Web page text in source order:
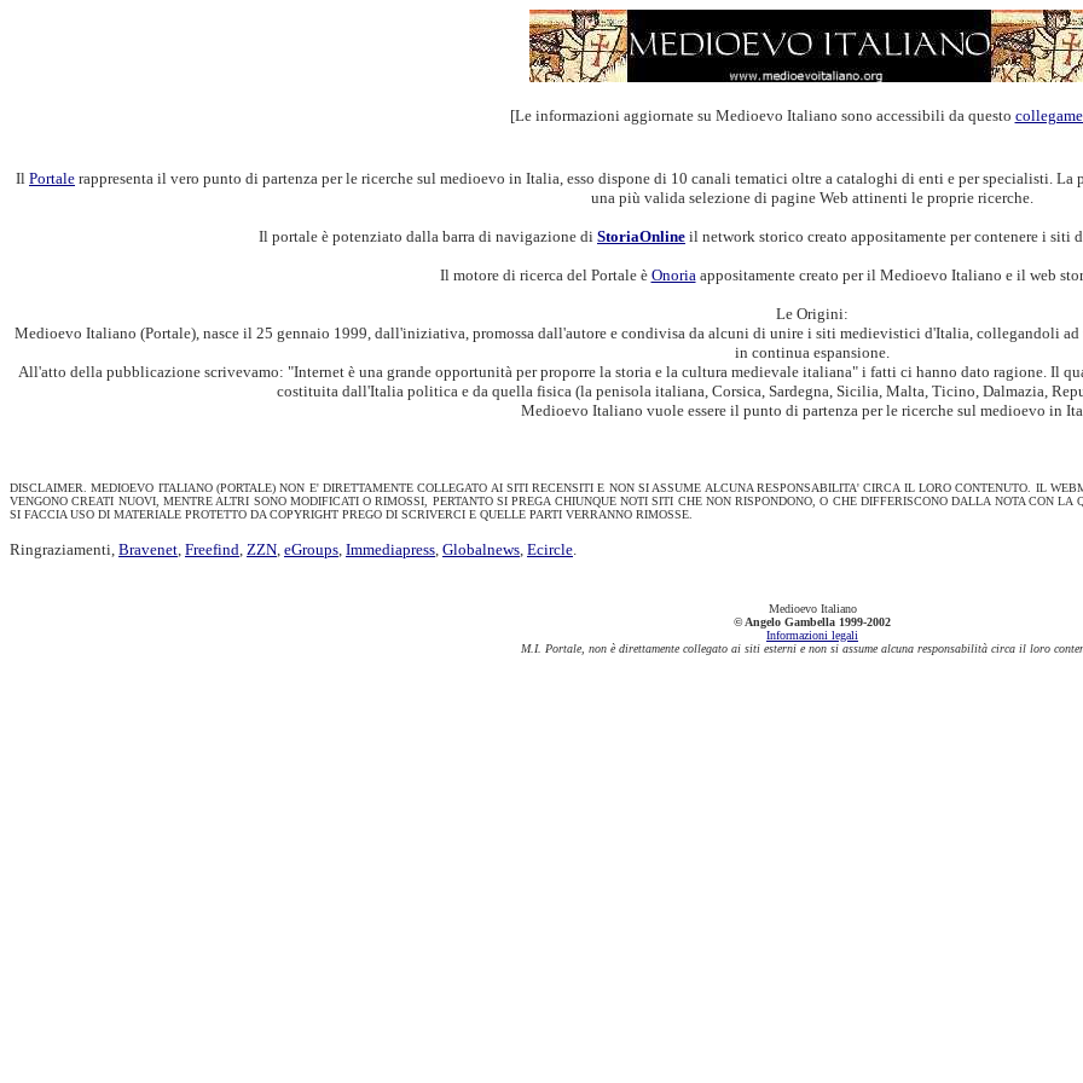
[Le informazioni aggiornate su Medioevo Italiano sono accessibili da questo
Il Portale rappresenta il vero punto di partenza per le ricerche sul medioevo in Italia, esso dispone di 10 canali tematici oltre a cataloghi di enti e per specialisti.
una più valida selezione di pagine Web attinenti le proprie ricerche.
Il portale è potenziato dalla barra di navigazione di StoriaOnline il network storico creato appositamente per contenere i
Il motore di ricerca del Portale è Onoriaappositamente creato per il Medioevo Italiano e il web
Le Origini:
Medioevo Italiano (Portale), nasce il 25 gennaio 1999, dall'iniziativa, promossa dall'autore e condivisa da alcuni di unire i siti medievistici d'Italia, collegandoli
in continua espansione.
All'atto della pubblicazione scrivevamo: "Internet è una grande opportunità per proporre la storia e la cultura medievale italiana" i fatti ci hanno dato ragione. Il
costituita dall'Italia politica e da quella fisica (la penisola italiana, Corsica, Sardegna, Sicilia, Malta, Ticino, Dalmazia,
Medioevo Italiano vuole essere il punto di partenza per le ricerche sul medioevo in
DISCLAIMER. MEDIOEVO ITALIANO (PORTALE) NON E' DIRETTAMENTE COLLEGATO AI SITI RECENSITI E NON SI ASSUME ALCUNA RESPONSABILITA' CIRCA IL LORO CONTENUTO. IL
VENGONO CREATI NUOVI, MENTRE ALTRI SONO MODIFICATI O RIMOSSI, PERTANTO SI PREGA CHIUNQUE NOTI SITI CHE NON RISPONDONO, O CHE DIFFERISCONO DALLA NOTA CON
SI FACCIA USO DI MATERIALE PROTETTO DA COPYRIGHT PREGO DI SCRIVERCI E QUELLE PARTI VERRANNO RIMOSSE.
Ringraziamenti, Bravenet, Freefind, ZZN, eGroups, Immediapress, Globalnews, Ecircle.
Medioevo Italiano
© Angelo Gambella 1999-2002
Informazioni legali
M.I. Portale, non è direttamente collegato ai siti esterni e non si assume alcuna responsabilità circa il loro